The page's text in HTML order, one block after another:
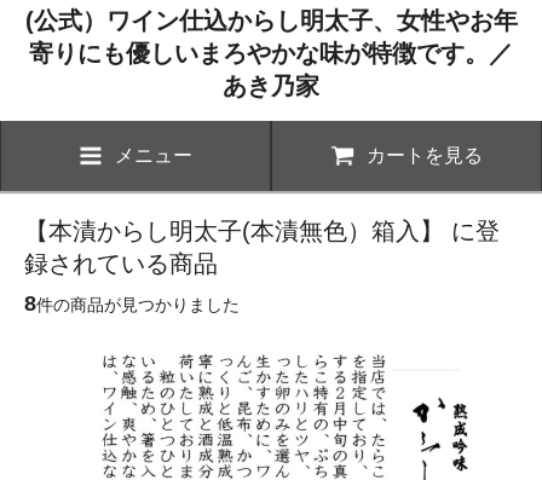
(公式）ワイン仕込からし明太子、女性やお年
寄りにも優しいまろやかな味が特徴です。／
あき乃家
メニュー カートを見る
【本漬からし明太子(本漬無色）箱入】 に登
録されている商品
8件の商品が見つかりました